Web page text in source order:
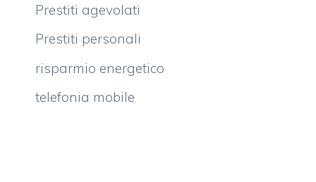
Prestiti agevolati
Prestiti personali
risparmio energetico
telefonia mobile